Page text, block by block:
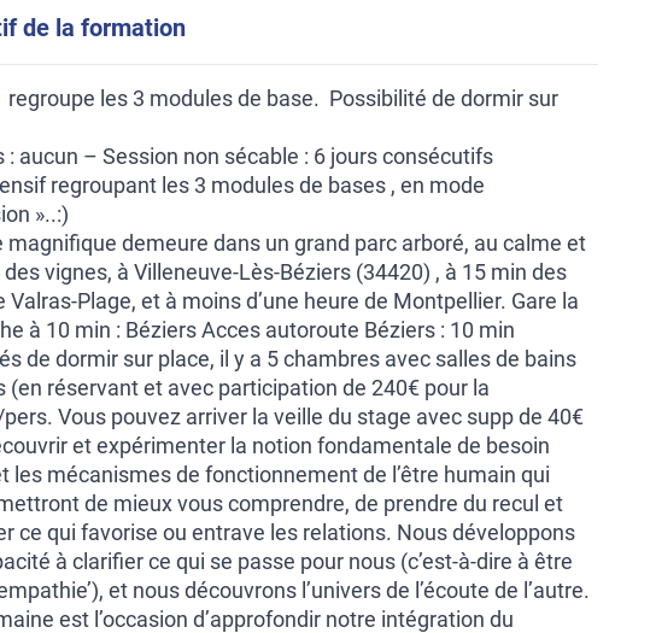
de la formation
regroupe les 3 modules de base. Possibilité de dormir sur
: aucun – Session non sécable : 6 jours consécutifs
regroupant les 3 modules de bases , en mode
»..:)
magnifique demeure dans un grand parc arboré, au calme et
vignes, à Villeneuve-Lès-Béziers (34420) , à 15 min des
Valras-Plage, et à moins d’une heure de Montpellier. Gare la
à 10 min : Béziers Acces autoroute Béziers : 10 min
de dormir sur place, il y a 5 chambres avec salles de bains
(en réservant et avec participation de 240€ pour la
Vous pouvez arriver la veille du stage avec supp de 40€
et expérimenter la notion fondamentale de besoin
les mécanismes de fonctionnement de l’être humain qui
de mieux vous comprendre, de prendre du recul et
ce qui favorise ou entrave les relations. Nous développons
à clarifier ce qui se passe pour nous (c’est-à-dire à être
et nous découvrons l’univers de l’écoute de l’autre.
est l’occasion d’approfondir notre intégration du